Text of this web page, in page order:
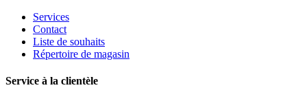
Services
Contact
Liste de souhaits
Répertoire de magasin
Service à la clientèle